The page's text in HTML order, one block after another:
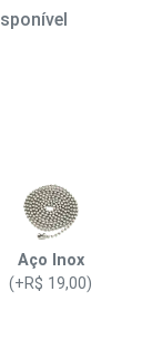
Aço Inox
(+R$ 19,00)